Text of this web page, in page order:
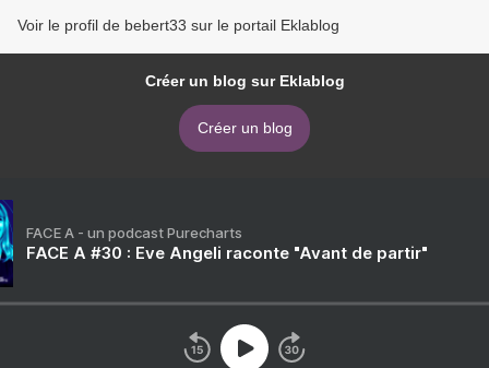
Voir le profil de bebert33 sur le portail Eklablog
Créer un blog sur Eklablog
Créer un blog
FACE A - un podcast Purecharts
FACE A #30 : Eve Angeli raconte "Avant de partir"